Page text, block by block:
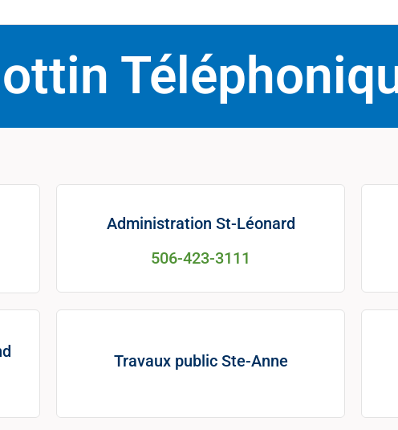
Administration St-Léonard
506-423-3111
Travaux public Ste-Anne